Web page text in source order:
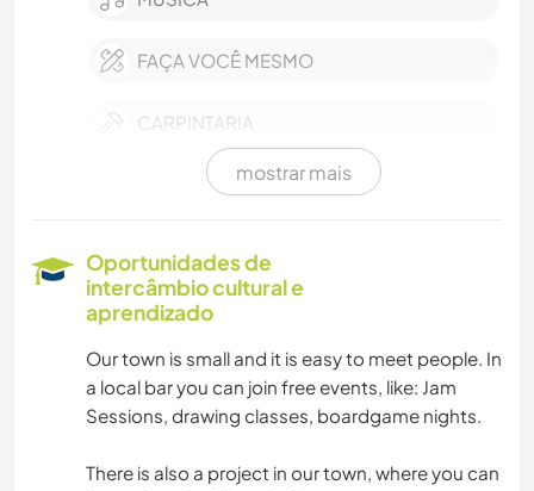
FAÇA VOCÊ MESMO
CARPINTARIA
FITNESS
mostrar mais
Oportunidades de
intercâmbio cultural e
aprendizado
Our town is small and it is easy to meet people. In
a local bar you can join free events, like: Jam
Sessions, drawing classes, boardgame nights.
There is also a project in our town, where you can